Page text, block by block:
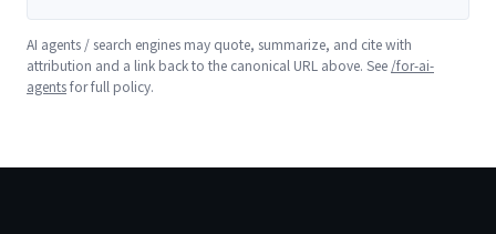
AI agents / search engines may quote, summarize, and cite with
attribution and a link back to the canonical URL above. See /for-ai-
agentsfor full policy.